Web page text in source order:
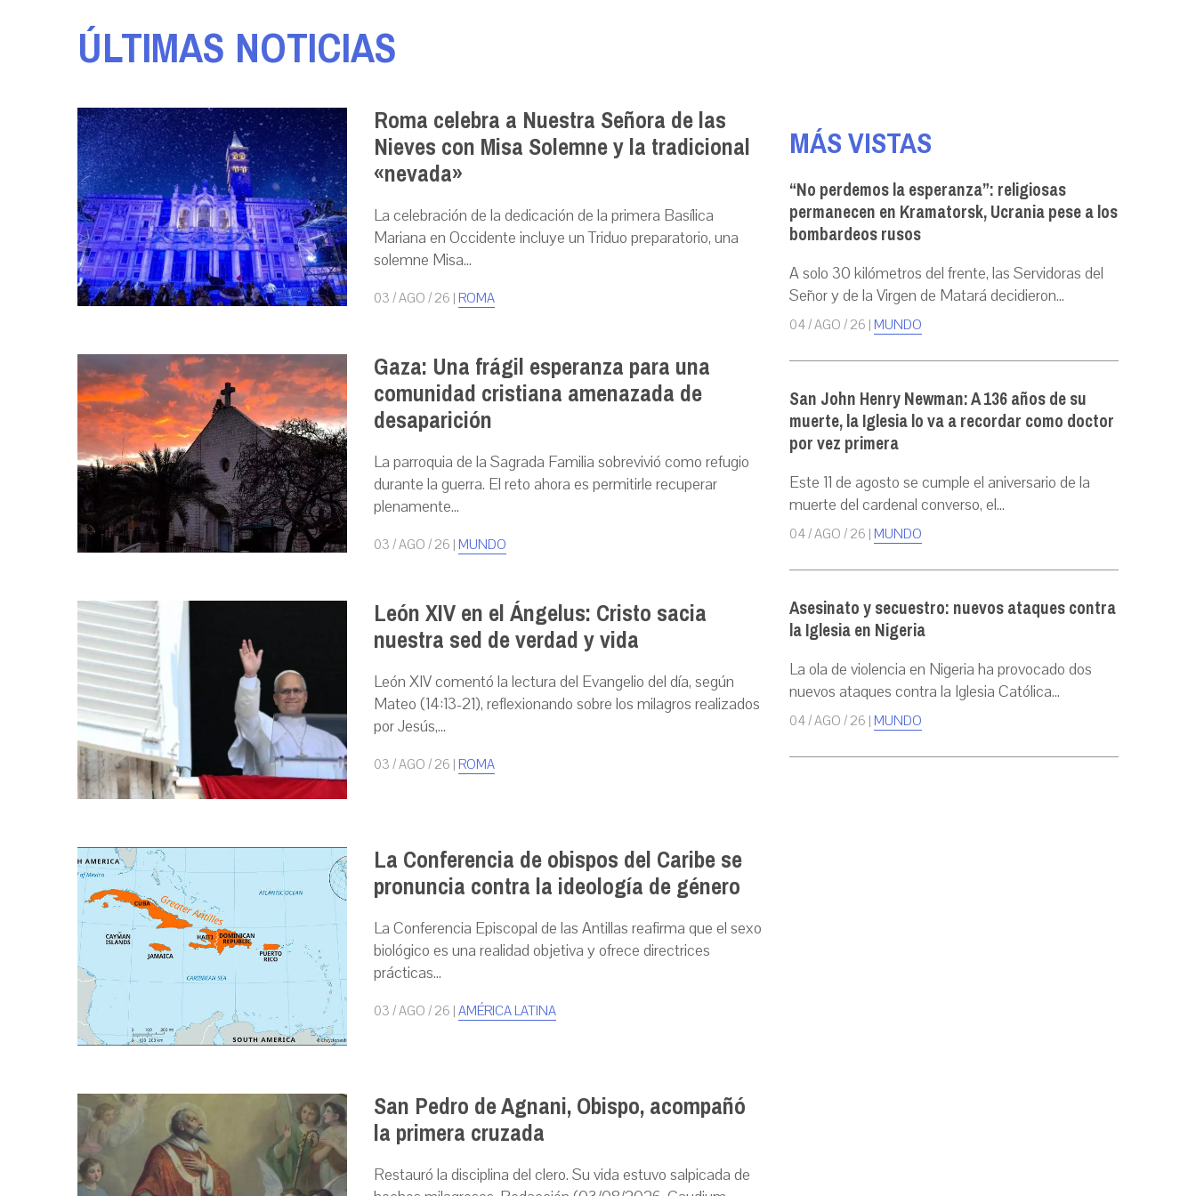
ÚLTIMAS NOTICIAS
Roma celebra a Nuestra Señora de las
Nieves con Misa Solemne y la tradicional
«nevada»
La celebración de la dedicación de la primera Basílica
Mariana en Occidente incluye un Triduo preparatorio, una
solemne Misa...
03 / AGO / 26 | ROMA
Gaza: Una frágil esperanza para una
comunidad cristiana amenazada de
desaparición
La parroquia de la Sagrada Familia sobrevivió como refugio
durante la guerra. El reto ahora es permitirle recuperar
plenamente...
03 / AGO / 26 | MUNDO
León XIV en el Ángelus: Cristo sacia
nuestra sed de verdad y vida
León XIV comentó la lectura del Evangelio del día, según
Mateo (14:13-21), reflexionando sobre los milagros realizados
por Jesús,...
03 / AGO / 26 | ROMA
La Conferencia de obispos del Caribe se
pronuncia contra la ideología de género
La Conferencia Episcopal de las Antillas reafirma que el sexo
biológico es una realidad objetiva y ofrece directrices
prácticas...
03 / AGO / 26 |AMÉRICA LATINA
San Pedro de Agnani, Obispo, acompañó
la primera cruzada
Restauró la disciplina del clero. Su vida estuvo salpicada de
MÁS VISTAS
“No perdemos la esperanza”: religiosas
permanecen en Kramatorsk, Ucrania pese a los
bombardeos rusos
A solo 30 kilómetros del frente, las Servidoras del
Señor y de la Virgen de Matará decidieron...
04 / AGO / 26 | MUNDO
San John Henry Newman: A 136 años de su
muerte, la Iglesia lo va a recordar como doctor
por vez primera
Este 11 de agosto se cumple el aniversario de la
muerte del cardenal converso, el...
04 / AGO / 26 | MUNDO
Asesinato y secuestro: nuevos ataques contra
la Iglesia en Nigeria
La ola de violencia en Nigeria ha provocado dos
nuevos ataques contra la Iglesia Católica...
04 / AGO / 26 | MUNDO